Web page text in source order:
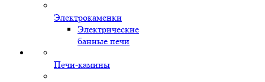
Электрокаменки
Электрические
банные печи
Печи-камины